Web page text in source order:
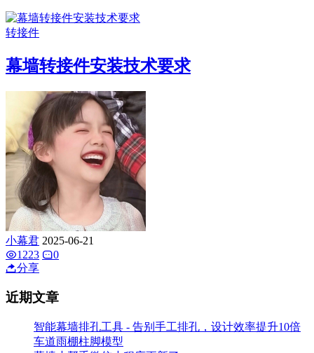
转接件
幕墙转接件安装技术要求
小幕君 2025-06-21
1223
0
分享
近期文章
智能幕墙排孔工具 - 告别手工排孔，设计效率提升10倍
车道雨棚柱脚模型